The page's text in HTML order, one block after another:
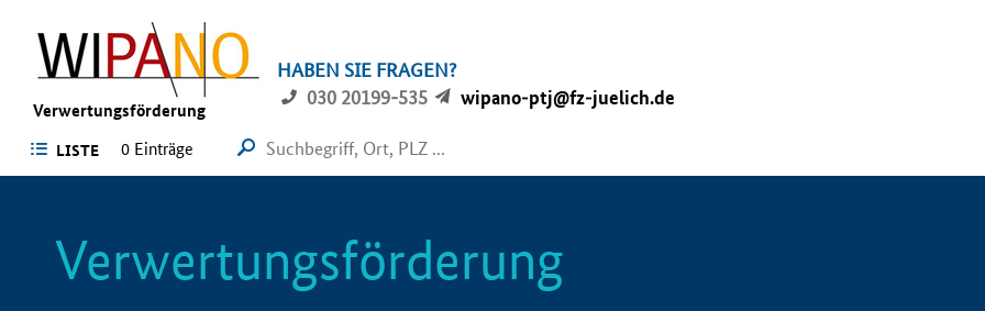
Verwertungsförderung
HABEN SIE FRAGEN?
030 20199-535
wipano-ptj@fz-juelich.de
LISTE 0 Einträge
Verwertungsförderung